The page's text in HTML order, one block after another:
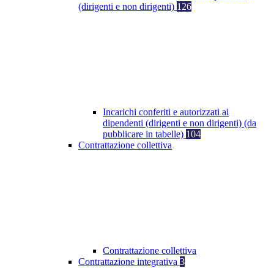
(dirigenti e non dirigenti) 126
Incarichi conferiti e autorizzati ai
dipendenti (dirigenti e non dirigenti) (da
pubblicare in tabelle) 104
Contrattazione collettiva
Contrattazione collettiva
Contrattazione integrativa 3